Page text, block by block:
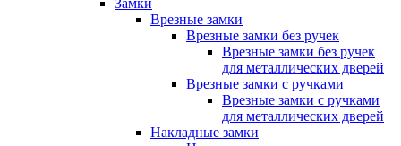
Замки
Врезные замки
Врезные замки без ручек
Врезные замки без ручек
для металлических дверей
Врезные замки с ручками
Врезные замки с ручками
для металлических дверей
Накладные замки